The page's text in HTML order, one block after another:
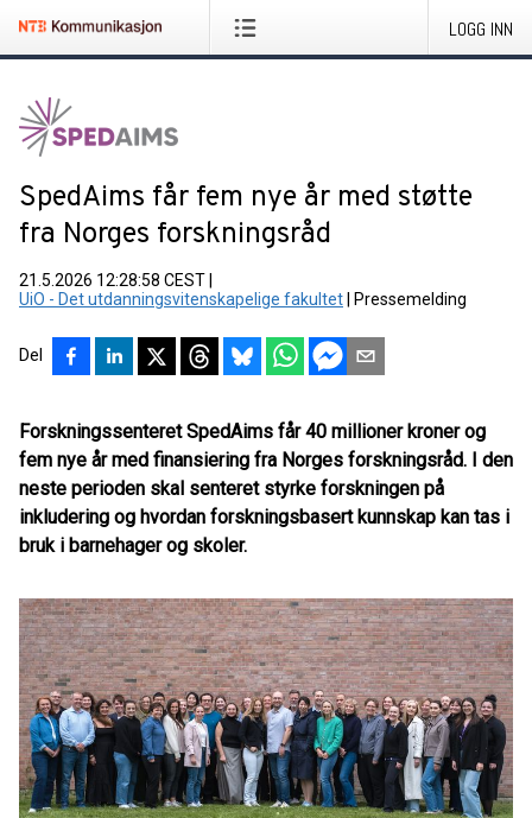
LOGG INN
SpedAims får fem nye år med støtte
fra Norges forskningsråd
21.5.2026 12:28:58 CEST
UiO - Det utdanningsvitenskapelige fakultet
Pressemelding
Del
Forskningssenteret SpedAims får 40 millioner kroner og
fem nye år med finansiering fra Norges forskningsråd. I den
neste perioden skal senteret styrke forskningen på
inkludering og hvordan forskningsbasert kunnskap kan tas i
bruk i barnehager og skoler.